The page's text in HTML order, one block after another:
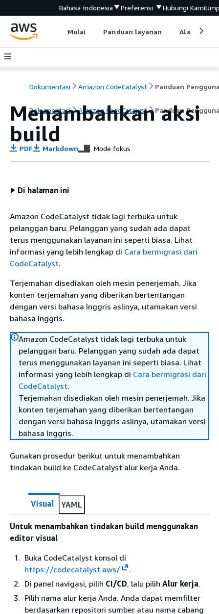
Bahasa Indonesia Preferensi Hubungi Kami
Mulai Panduan layanan Alat
Dokumentasi Amazon CodeCatalyst Panduan
Dokumentasi Amazon CodeCatalyst Panduan
Menambahkan aksi
build
PDF Markdown Mode fokus
Di halaman ini
Amazon CodeCatalyst tidak lagi terbuka untuk
pelanggan baru. Pelanggan yang sudah ada dapat
terus menggunakan layanan ini seperti biasa. Lihat
informasi yang lebih lengkap di Cara bermigrasi dari
CodeCatalyst.
Terjemahan disediakan oleh mesin penerjemah. Jika
konten terjemahan yang diberikan bertentangan
dengan versi bahasa Inggris aslinya, utamakan versi
bahasa Inggris.
Amazon CodeCatalyst tidak lagi terbuka untuk
pelanggan baru. Pelanggan yang sudah ada dapat
terus menggunakan layanan ini seperti biasa. Lihat
informasi yang lebih lengkap di Cara bermigrasi dari
CodeCatalyst.
Terjemahan disediakan oleh mesin penerjemah. Jika
konten terjemahan yang diberikan bertentangan
dengan versi bahasa Inggris aslinya, utamakan versi
bahasa Inggris.
Gunakan prosedur berikut untuk menambahkan
tindakan build ke CodeCatalyst alur kerja Anda.
Visual YAML
Untuk menambahkan tindakan build menggunakan
editor visual
Buka CodeCatalyst konsol di
https://codecatalyst.aws/
.
Di panel navigasi, pilih CI/CD, lalu pilih Alur kerja.
Pilih nama alur kerja Anda. Anda dapat memfilter
berdasarkan repositori sumber atau nama cabang